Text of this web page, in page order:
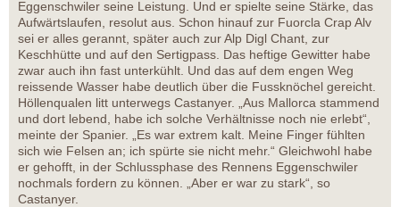
Eggenschwiler seine Leistung. Und er spielte seine Stärke, das
Aufwärtslaufen, resolut aus. Schon hinauf zur Fuorcla Crap Alv
sei er alles gerannt, später auch zur Alp Digl Chant, zur
Keschhütte und auf den Sertigpass. Das heftige Gewitter habe
zwar auch ihn fast unterkühlt. Und das auf dem engen Weg
reissende Wasser habe deutlich über die Fussknöchel gereicht.
Höllenqualen litt unterwegs Castanyer. „Aus Mallorca stammend
und dort lebend, habe ich solche Verhältnisse noch nie erlebt“,
meinte der Spanier. „Es war extrem kalt. Meine Finger fühlten
sich wie Felsen an; ich spürte sie nicht mehr.“ Gleichwohl habe
er gehofft, in der Schlussphase des Rennens Eggenschwiler
nochmals fordern zu können. „Aber er war zu stark“, so
Castanyer.